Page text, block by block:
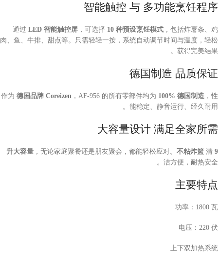
智能触控 与 多功能烹饪程序
通过 LED 智能触控屏 ，可选择 10 种预设烹饪模式 ，包括炸薯条、鸡
肉、鱼、牛排、甜点等。只需轻轻一按，系统自动调节时间与温度，轻松
获得完美结果。
德国制造 品质保证
作为 德国品牌 Coreizen ，AF-956 的所有零部件均为 100% 德国制造 ，性
能稳定、静音运行、经久耐用。
大容量设计 满足全家所需
9 升大容量
，无论家庭聚餐还是朋友聚会，都能轻松应对。 不粘炸篮 清
洁方便，耐热安全。
主要特点
功率：1800 瓦
电压：220 伏
上下双加热系统